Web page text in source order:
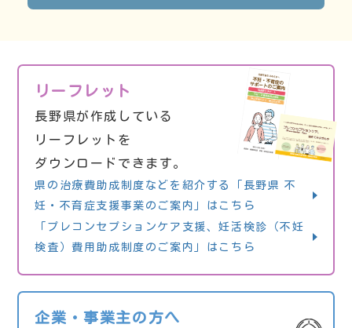
リーフレット
長野県が作成している
リーフレットを
ダウンロードできます。
県の治療費助成制度などを紹介する「長野県 不
妊・不育症支援事業のご案内」はこちら
「プレコンセプションケア支援、妊活検診（不妊
検査）費用助成制度のご案内」はこちら
企業・事業主の方へ